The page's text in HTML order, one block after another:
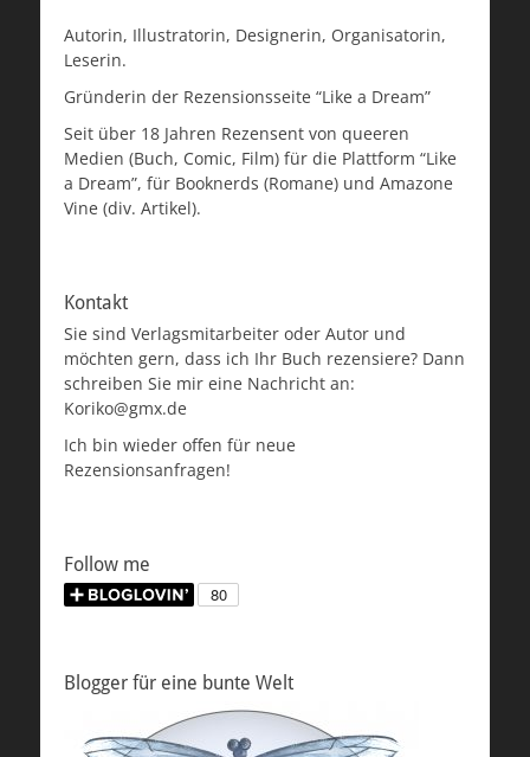
Autorin, Illustratorin, Designerin, Organisatorin,
Leserin.
Gründerin der Rezensionsseite “Like a Dream”
Seit über 18 Jahren Rezensent von queeren
Medien (Buch, Comic, Film) für die Plattform “Like
a Dream”, für Booknerds (Romane) und Amazone
Vine (div. Artikel).
Kontakt
Sie sind Verlagsmitarbeiter oder Autor und
möchten gern, dass ich Ihr Buch rezensiere? Dann
schreiben Sie mir eine Nachricht an:
Koriko@gmx.de
Ich bin wieder offen für neue
Rezensionsanfragen!
Follow me
Blogger für eine bunte Welt